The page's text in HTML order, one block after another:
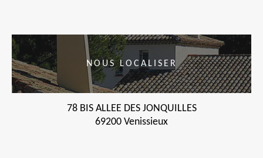
NOUS LOCALISER
78 BIS ALLEE DES JONQUILLES
69200 Venissieux